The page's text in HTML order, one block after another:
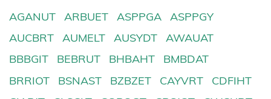
AGANUT ARBUET ASPPGA
ASPPGY
AUCBRT
AUMELT AUSYDT
AWAUAT
BBBGIT
BEBRUT BHBAHT
BMBDAT
BRRIOT
BSNAST BZBZET CAYVRT
CDFIHT